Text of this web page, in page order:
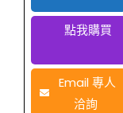
點我購買
Email 專人
洽詢